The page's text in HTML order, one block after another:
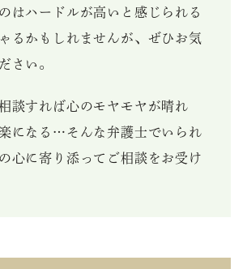
はハードルが高いと感じられる
るかもしれませんが、ぜひお気
さい。
談すれば心のモヤモヤが晴れ
になる…そんな弁護士でいられ
心に寄り添ってご相談をお受け